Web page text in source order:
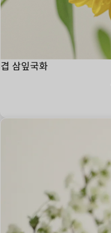
겹 삼잎국화